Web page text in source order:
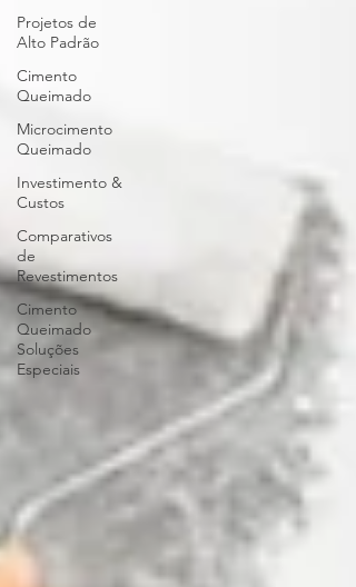
Projetos de
Alto Padrão
Cimento
Queimado
Microcimento
Queimado
Investimento &
Custos
Comparativos
de
Revestimentos
Cimento
Queimado
Soluções
Especiais